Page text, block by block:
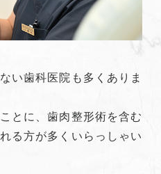
い歯科医院も多くありま
とに、歯肉整形術を含む
る方が多くいらっしゃい